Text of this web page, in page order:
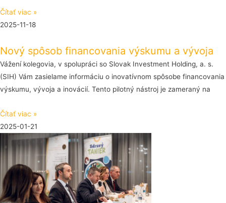
Čítať viac »
2025-11-18
Nový spôsob financovania výskumu a vývoja
Vážení kolegovia, v spolupráci so Slovak Investment Holding, a. s.
(SIH) Vám zasielame informáciu o inovatívnom spôsobe financovania
výskumu, vývoja a inovácií. Tento pilotný nástroj je zameraný na
Čítať viac »
2025-01-21